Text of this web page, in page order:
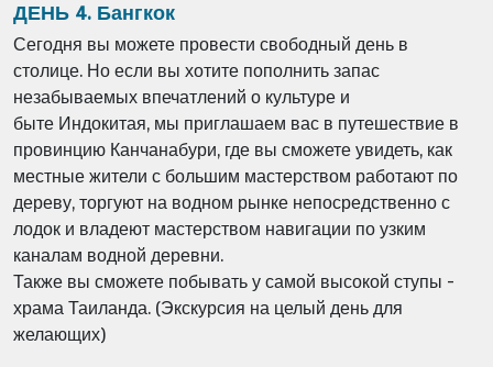
ДЕНЬ 4. Бангкок
Сегодня вы можете провести свободный день в
столице. Но если вы хотите пополнить запас
незабываемых впечатлений о культуре и
быте Индокитая, мы приглашаем вас в путешествие в
провинцию Канчанабури, где вы сможете увидеть, как
местные жители с большим мастерством работают по
дереву, торгуют на водном рынке непосредственно с
лодок и владеют мастерством навигации по узким
каналам водной деревни.
Также вы сможете побывать у самой высокой ступы -
храма Таиланда. (Экскурсия на целый день для
желающих)